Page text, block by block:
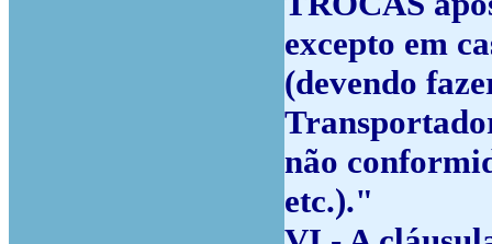
excepto em
(devendo
não
etc.)."